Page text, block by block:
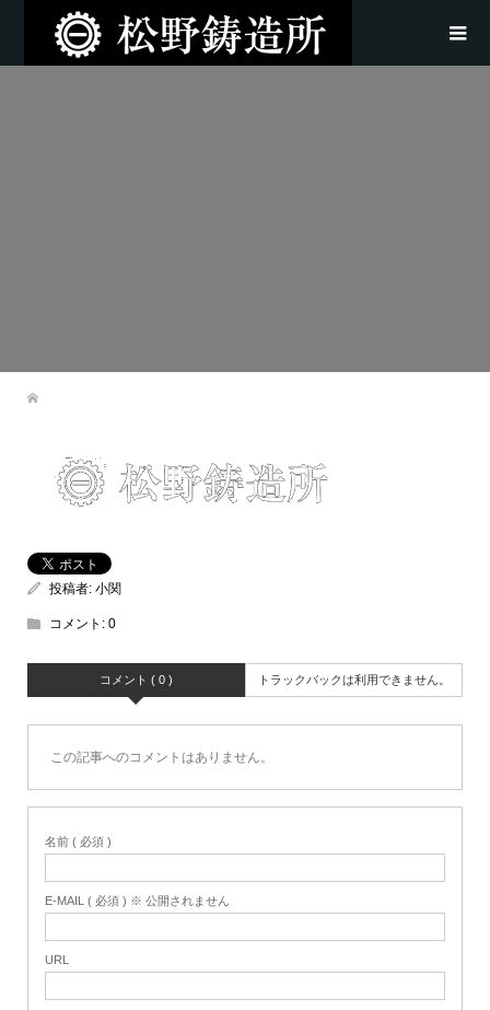
投稿者: 小関
コメント: 0
コメント ( 0 ) トラックバックは利用できません。
この記事へのコメントはありません。
名前 ( 必須 )
E-MAIL ( 必須 ) ※ 公開されません
URL